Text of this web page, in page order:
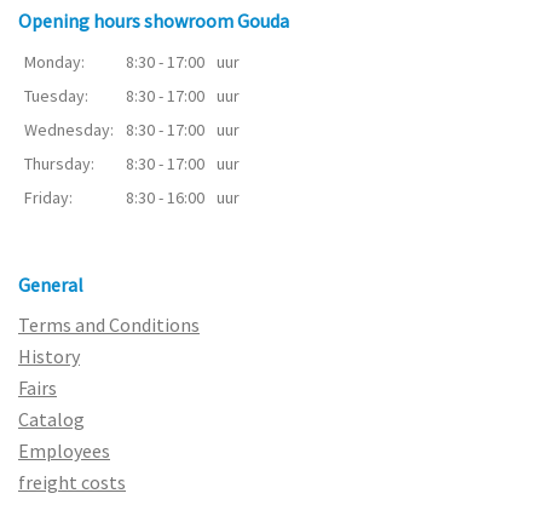
Opening hours showroom Gouda
Monday: 8:30 - 17:00 uur
Tuesday:
8:30 - 17:00 uur
Wednesday:
8:30 - 17:00 uur
Thursday:
8:30 - 17:00 uur
Friday:
8:30 - 16:00 uur
General
Terms and Conditions
History
Fairs
Catalog
Employees
freight costs